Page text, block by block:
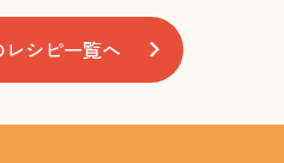
レシピ一覧へ